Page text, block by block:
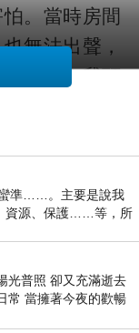
。當時房間
無法出聲，
哪裡？我頭
是磁鐵吸鐵
下去我不知
怕的！但平
南無阿彌陀
失了，我的
這次親身經
都沒有了，
準……。主要是說我
資源、保護……等，所
光普照 卻又充滿逝去
常 當擁著今夜的歡暢
陽